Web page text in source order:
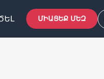
ՄԻԱՑԵՔ ՄԵԶ